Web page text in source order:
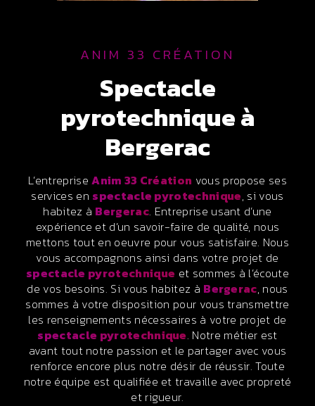
ANIM 33 CRÉATION
spectacle
pyrotechnique à
Bergerac
L’entrepriseAnim 33 Création vous propose ses
services en spectacle pyrotechnique, si vous
habitez à Bergerac. Entreprise usant d’une
expérience et d’un savoir-faire de qualité, nous
mettons tout en oeuvre pour vous satisfaire. Nous
vous accompagnons ainsi dans votre projet de
spectacle pyrotechnique et sommes à l’écoute
de vos besoins. Si vous habitez à Bergerac, nous
sommes à votre disposition pour vous transmettre
les renseignements nécessaires à votre projet de
spectacle pyrotechnique. Notre métier est
avant tout notre passion et le partager avec vous
renforce encore plus notre désir de réussir. Toute
notre équipe est qualifiée et travaille avec propreté
et rigueur.